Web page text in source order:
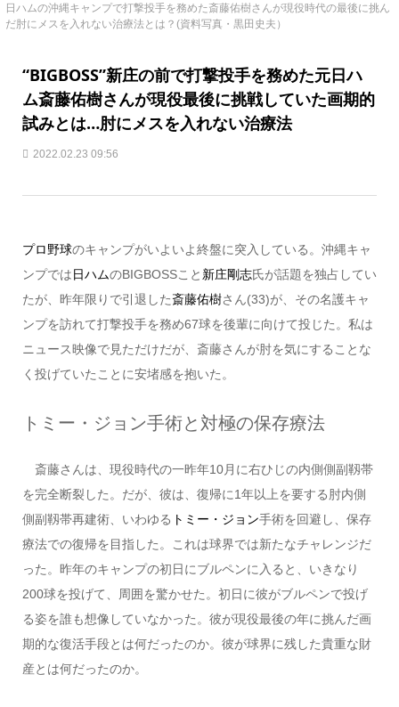
日ハムの沖縄キャンプで打撃投手を務めた斎藤佑樹さんが現役時代の最後に挑ん
だ肘にメスを入れない治療法とは？(資料写真・黒田史夫）
“BIGBOSS”新庄の前で打撃投手を務めた元日ハ
ム斎藤佑樹さんが現役最後に挑戦していた画期的
試みとは…肘にメスを入れない治療法
2022.02.23 09:56
プロ野球のキャンプがいよいよ終盤に突入している。沖縄キャ
ンプでは日ハムのBIGBOSSこと 新庄剛志氏が話題を独占してい
たが、昨年限りで引退した斎藤佑樹さん(33)が、その名護キャ
ンプを訪れて打撃投手を務め67球を後輩に向けて投じた。私は
ニュース映像で見ただけだが、斎藤さんが肘を気にすることな
く投げていたことに安堵感を抱いた。
トミー・ジョン手術と対極の保存療法
斎藤さんは、現役時代の一昨年10月に右ひじの内側側副靱帯
を完全断裂した。だが、彼は、復帰に1年以上を要する肘内側
側副靱帯再建術、いわゆる トミー・ジョン手術を回避し、保存
療法での復帰を目指した。これは球界では新たなチャレンジだ
った。昨年のキャンプの初日にブルペンに入ると、いきなり
200球を投げて、周囲を驚かせた。初日に彼がブルペンで投げ
る姿を誰も想像していなかった。彼が現役最後の年に挑んだ画
期的な復活手段とは何だったのか。彼が球界に残した貴重な財
産とは何だったのか。